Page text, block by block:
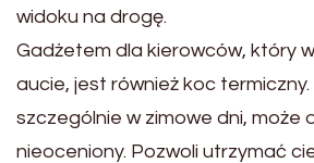
widoku na drogę.
Gadżetem dla kierowców, który
aucie, jest również koc termiczny.
szczególnie w zimowe dni, może
nieoceniony. Pozwoli utrzymać